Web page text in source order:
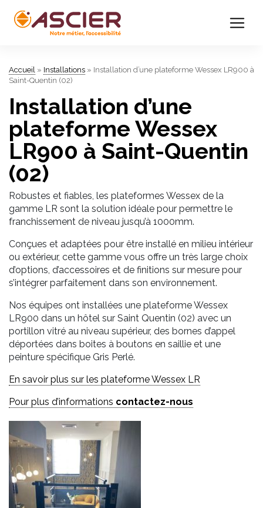
Accueil » Installations » Installation d’une plateforme Wessex LR900 à
Saint-Quentin (02)
Installation d’une
plateforme Wessex
LR900 à Saint-Quentin
(02)
Robustes et fiables, les plateformes Wessex de la
gamme LR sont la solution idéale pour permettre le
franchissement de niveau jusqu’à 1000mm.
Conçues et adaptées pour être installé en milieu intérieur
ou extérieur, cette gamme vous offre un très large choix
d’options, d’accessoires et de finitions sur mesure pour
s’intégrer parfaitement dans son environnement.
Nos équipes ont installées une plateforme Wessex
LR900 dans un hôtel sur Saint Quentin (02) avec un
portillon vitré au niveau supérieur, des bornes d’appel
déportées dans boites à boutons en saillie et une
peinture spécifique Gris Perlé.
En savoir plus sur les plateforme Wessex LR
Pour plus d’informations contactez-nous